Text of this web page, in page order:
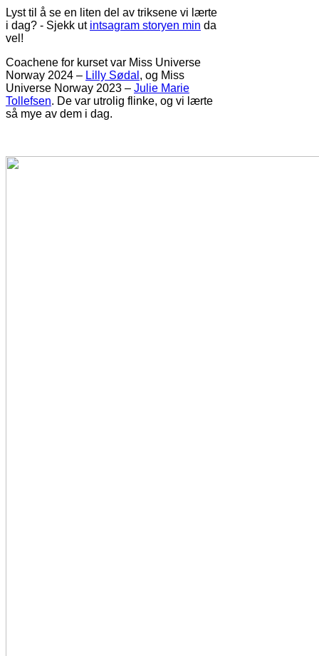
Lyst til å se en liten del av triksene vi lærte
i dag? - Sjekk ut intsagram storyen min da
vel!
Coachene for kurset var Miss Universe
Norway 2024 – Lilly Sødal , og Miss
Universe Norway 2023 – Julie Marie
Tollefsen. De var utrolig flinke, og vi lærte
så mye av dem i dag.